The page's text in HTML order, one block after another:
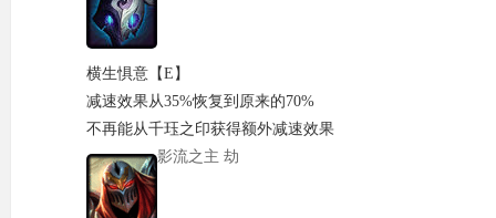
横生惧意【E】
减速效果从35%恢复到原来的70%
不再能从千珏之印获得额外减速效果
影流之主 劫